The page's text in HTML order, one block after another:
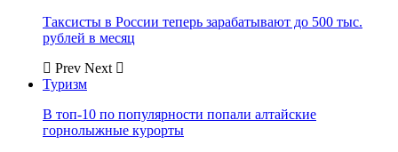
Таксисты в России теперь зарабатывают до 500 тыс.
рублей в месяц
Prev Next
Туризм
В топ-10 по популярности попали алтайские
горнолыжные курорты